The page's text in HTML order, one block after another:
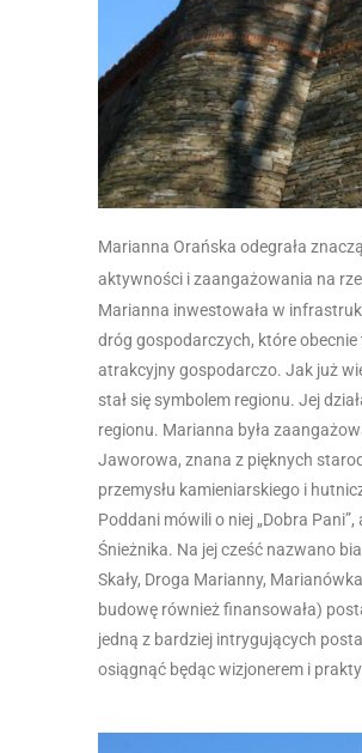
Marianna Orańska odegrała
aktywności i zaangażowania na
Marianna inwestowała w
dróg gospodarczych, które obecnie
atrakcyjny gospodarczo. Jak już
stał się symbolem regionu. Jej
regionu. Marianna była
Jaworowa, znana z pięknych
przemysłu kamieniarskiego i
Poddani mówili o niej „Dobra
Śnieżnika. Na jej cześć nazwano
Skały, Droga Marianny,
budowę również finansowała)
jedną z bardziej intrygujących
osiągnąć będąc wizjonerem i